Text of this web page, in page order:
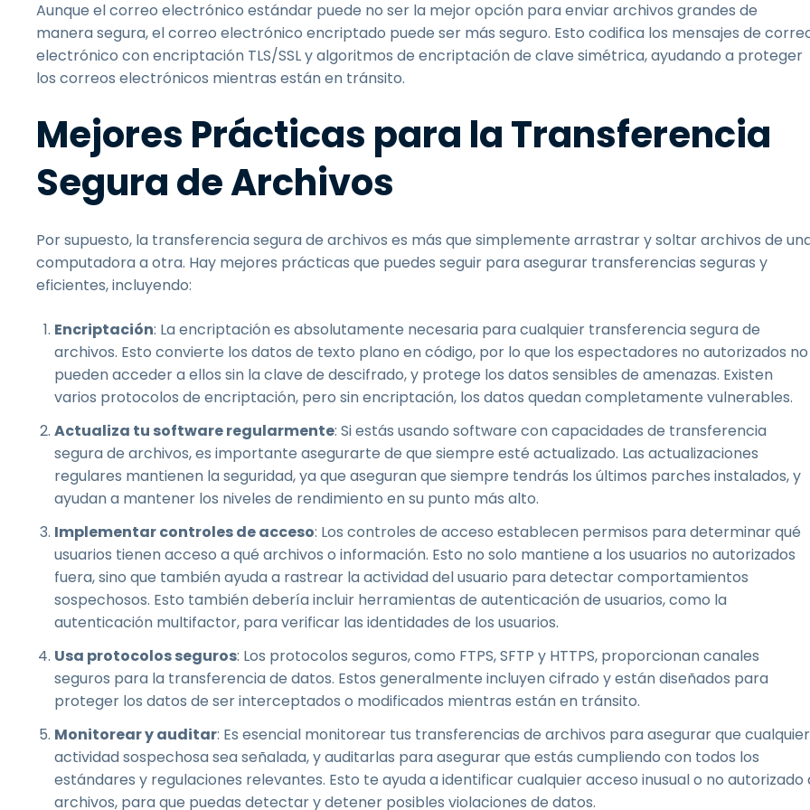
Aunque el correo electrónico estándar puede no ser la mejor opción para enviar archivos grandes de
manera segura, el correo electrónico encriptado puede ser más seguro. Esto codifica los mensajes de
electrónico con encriptación TLS/SSL y algoritmos de encriptación de clave simétrica, ayudando a proteger
los correos electrónicos mientras están en tránsito.
Mejores Prácticas para la Transferencia
Segura de Archivos
Por supuesto, la transferencia segura de archivos es más que simplemente arrastrar y soltar archivos de
computadora a otra. Hay mejores prácticas que puedes seguir para asegurar transferencias seguras y
eficientes, incluyendo:
Encriptación: La encriptación es absolutamente necesaria para cualquier transferencia segura de
archivos. Esto convierte los datos de texto plano en código, por lo que los espectadores no autorizados no
pueden acceder a ellos sin la clave de descifrado, y protege los datos sensibles de amenazas. Existen
varios protocolos de encriptación, pero sin encriptación, los datos quedan completamente vulnerables.
Actualiza tu software regularmente: Si estás usando software con capacidades de transferencia
segura de archivos, es importante asegurarte de que siempre esté actualizado. Las actualizaciones
regulares mantienen la seguridad, ya que aseguran que siempre tendrás los últimos parches instalados, y
ayudan a mantener los niveles de rendimiento en su punto más alto.
Implementar controles de acceso: Los controles de acceso establecen permisos para determinar qué
usuarios tienen acceso a qué archivos o información. Esto no solo mantiene a los usuarios no autorizados
fuera, sino que también ayuda a rastrear la actividad del usuario para detectar comportamientos
sospechosos. Esto también debería incluir herramientas de autenticación de usuarios, como la
autenticación multifactor, para verificar las identidades de los usuarios.
Usa protocolos seguros: Los protocolos seguros, como FTPS, SFTP y HTTPS, proporcionan canales
seguros para la transferencia de datos. Estos generalmente incluyen cifrado y están diseñados para
proteger los datos de ser interceptados o modificados mientras están en tránsito.
Monitorear y auditar: Es esencial monitorear tus transferencias de archivos para asegurar que cualquier
actividad sospechosa sea señalada, y auditarlas para asegurar que estás cumpliendo con todos los
estándares y regulaciones relevantes. Esto te ayuda a identificar cualquier acceso inusual o no autorizado
archivos, para que puedas detectar y detener posibles violaciones de datos.